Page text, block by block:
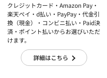
クレジットカード・Amazon Pay・
楽天ぺイ・d払い・PayPay・代金引
換（現金）・コンビニ払い・Paid決
済・ポイント払いからお選びいただ
けます。
詳細はこちら